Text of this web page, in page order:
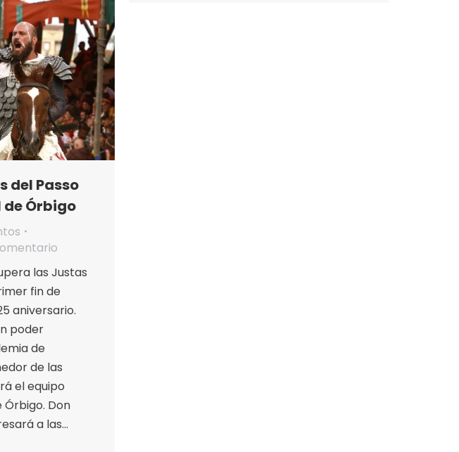
del Passo
de Órbigo
las Justas
fin de
aniversario.
poder
de
de las
el equipo
Órbigo. Don
a las…